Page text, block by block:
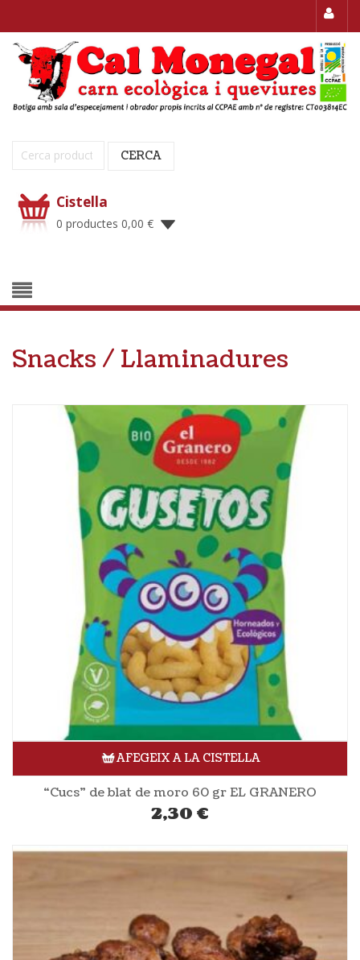
Cerca: CERCA
Cistella
0 productes 0,00 €
Snacks / Llaminadures
AFEGEIX A LA CISTELLA
“Cucs” de blat de moro 60 gr EL GRANERO
2,30 €